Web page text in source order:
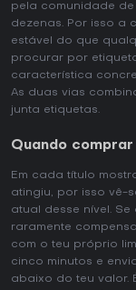
pela comunidade
dezenas. Por isso a
estável do que
procurar por
característica
As duas vias
junta etiquetas.
Quando
Em cada título
atingiu, por isso vê-
atual desse nível.
raramente
com o teu próprio
cinco minutos e
abaixo do teu valor.